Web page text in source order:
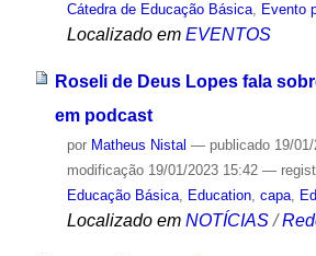
Cátedra de Educação Básica, Evento
Localizado em EVENTOS
Roseli de Deus Lopes fala
em podcast
por Matheus Nistal — publicado19/01/
modificação19/01/2023 15:42 —
Educação Básica, Education, capa,
Localizado em NOTÍCIAS /